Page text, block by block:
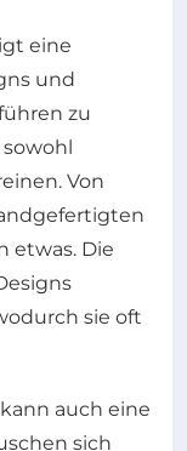
eine
und
zu
Von
etwas. Die
sie oft
auch eine
sich